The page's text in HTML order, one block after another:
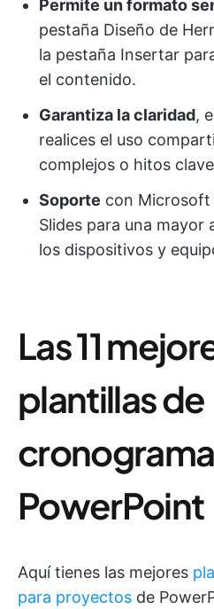
Permite un formato
pestaña Diseño de
la pestaña Insertar
el contenido.
Garantiza la claridad,
realices el uso
complejos o hitos
Soporte con Microsoft
Slides para una mayor
los dispositivos y
Las 11
plantillas de
PowerPoint
Aquí tienes las mejores
para proyectos de